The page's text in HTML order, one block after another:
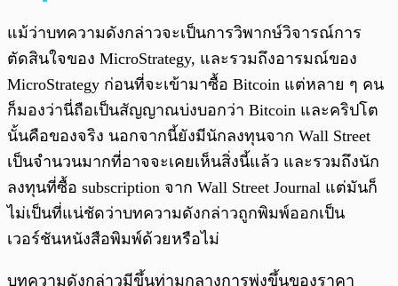
แม้ว่าบทความดังกล่าวจะเป็นการวิพากษ์วิจารณ์การ
ตัดสินใจของ MicroStrategy, และรวมถึงอารมณ์ของ
MicroStrategy ก่อนที่จะเข้ามาซื้อ Bitcoin แต่หลาย ๆ คน
ก็มองว่านี่ถือเป็นสัญญาณบ่งบอกว่า Bitcoin และคริปโต
นั้นคือของจริง นอกจากนี้ยังมีนักลงทุนจาก Wall Street
เป็นจำนวนมากที่อาจจะเคยเห็นสิ่งนี้แล้ว และรวมถึงนัก
ลงทุนที่ซื้อ subscription จาก Wall Street Journal แต่มันก็
ไม่เป็นที่แน่ชัดว่าบทความดังกล่าวถูกพิมพ์ออกเป็น
เวอร์ชันหนังสือพิมพ์ด้วยหรือไม่
บทความดังกล่าวมีขึ้นท่ามกลางการพุ่งขึ้นของราคา